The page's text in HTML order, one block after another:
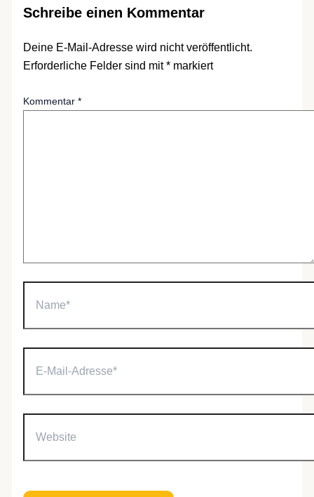
Schreibe einen Kommentar
Deine E-Mail-Adresse wird nicht veröffentlicht.
Erforderliche Felder sind mit*markiert
Kommentar *
Mail-